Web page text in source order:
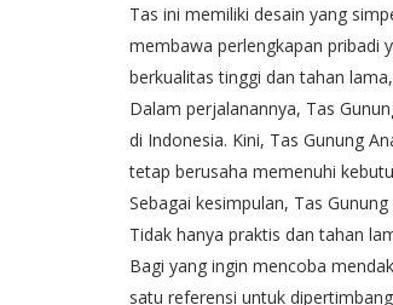
Tas ini memiliki desain yang
membawa perlengkapan pribadi
berkualitas tinggi dan tahan
Dalam perjalanannya, Tas
di Indonesia. Kini, Tas Gunung
tetap berusaha memenuhi
Sebagai kesimpulan, Tas
Tidak hanya praktis dan tahan
Bagi yang ingin mencoba
satu referensi untuk